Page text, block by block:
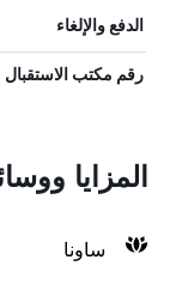
الدفع والإلغاء
رقم مكتب الاستقبال
المزايا
ساونا